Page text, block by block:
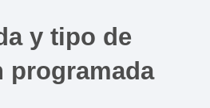
y tipo de
programada